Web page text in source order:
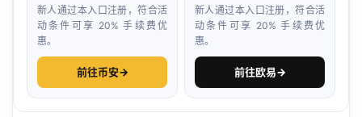
新人通过本入口注册，符合活
动条件可享 20% 手续费优
惠。
前往币安→
新人通过本入口注册，符合活
动条件可享 20% 手续费优
惠。
前往欧易→